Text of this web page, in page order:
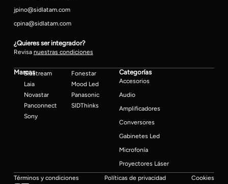
jpino@sidlatam.com
cpina@sidlatam.com
¿Quieres ser integrador?
Revisa nuestras condiciones
MarcasBlustream
Fonestar
Laia
Mood Led
Novastar
Panasonic
Panconnect
SIDThinks
Sony
Categorías
Accesorios
Audio
Amplificadores
Conversores
Gabinetes Led
Microfonía
Proyectores Láser
Términos y condiciones
Políticas de privacidad Cookies